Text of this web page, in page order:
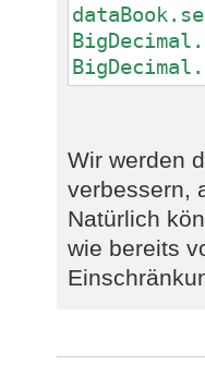
Wir werden
verbessern,
Natürlich
wie bereits